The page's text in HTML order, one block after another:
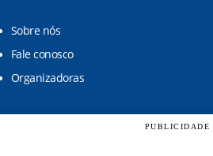
Sobre nós
Fale conosco
Organizadoras
PUBLICIDADE